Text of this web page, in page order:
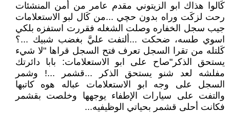
كَالوا هذاك ابو الزيتوني مقدم عامر من أمن المنشئات
رحت لزكَت وراه بدون حچي ...من كَال لبو الاستعلامات
جيب سجل الخفاره وصلت الشغله فقررت استفزه بلكي
اسوي طسه، ضحكت ...ألتفت عليَّ بغضب شبيك ...؟
كَلتله من تقرا السجل تعرف فتح السجل قراها "لا شيء
يستحق الذكر"صاح على ابو الاستعلامات: بابا دائرتك
مفلشه لعد شنو يستحق الذكر ...قشمر ...! وشمر
السجل على وجه ابو الاستعلامات عباله هوه كاتبها
والتفت على سيارات الإطفاء يوجهها وخلصت بقشمر
فكانت أحلى قشمر بحياتي الوظيفيه...